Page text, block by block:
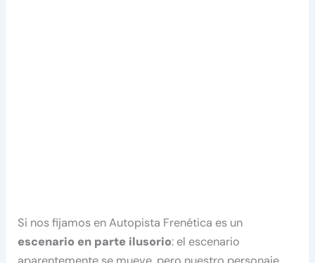
Si nos fijamos en Autopista Frenética es un
escenario en parte ilusorio: el escenario